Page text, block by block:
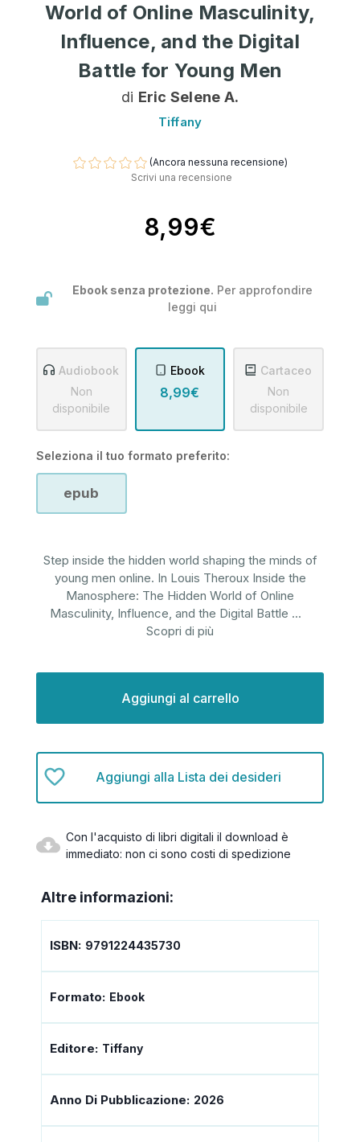
World of Online Masculinity,
Influence, and the Digital
Battle for Young Men
di Eric Selene A.
Tiffany
(Ancora nessuna recensione)
Scrivi una recensione
8,99€
Ebook senza protezione. Per approfondire
leggi qui
Audiobook
Non
disponibile
Ebook
8,99€
Cartaceo
Non
disponibile
Seleziona il tuo formato preferito:
epub
Step inside the hidden world shaping the minds of
young men online. In Louis Theroux Inside the
Manosphere: The Hidden World of Online
Masculinity, Influence, and the Digital Battle ...
Scopri di più
Aggiungi alla Lista dei desideri
Con l'acquisto di libri digitali il download è
immediato: non ci sono costi di spedizione
Altre informazioni:
ISBN: 9791224435730
Formato: Ebook
Editore: Tiffany
Anno Di Pubblicazione: 2026